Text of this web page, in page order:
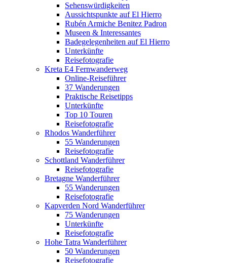
Sehenswürdigkeiten
Aussichtspunkte auf El Hierro
Rubén Armiche Benitez Padron
Museen & Interessantes
Badegelegenheiten auf El Hierro
Unterkünfte
Reisefotografie
Kreta E4 Fernwanderweg
Online-Reiseführer
37 Wanderungen
Praktische Reisetipps
Unterkünfte
Top 10 Touren
Reisefotografie
Rhodos Wanderführer
55 Wanderungen
Reisefotografie
Schottland Wanderführer
Reisefotografie
Bretagne Wanderführer
55 Wanderungen
Reisefotografie
Kapverden Nord Wanderführer
75 Wanderungen
Unterkünfte
Reisefotografie
Hohe Tatra Wanderführer
50 Wanderungen
Reisefotografie